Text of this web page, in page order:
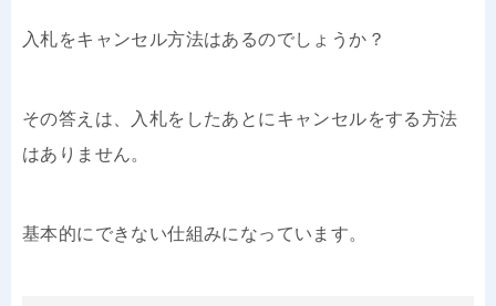
入札をキャンセル方法はあるのでしょうか？
その答えは、入札をしたあとにキャンセルをする方法
はありません。
基本的にできない仕組みになっています。